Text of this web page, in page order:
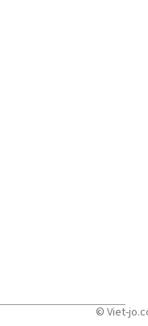
© Viet-